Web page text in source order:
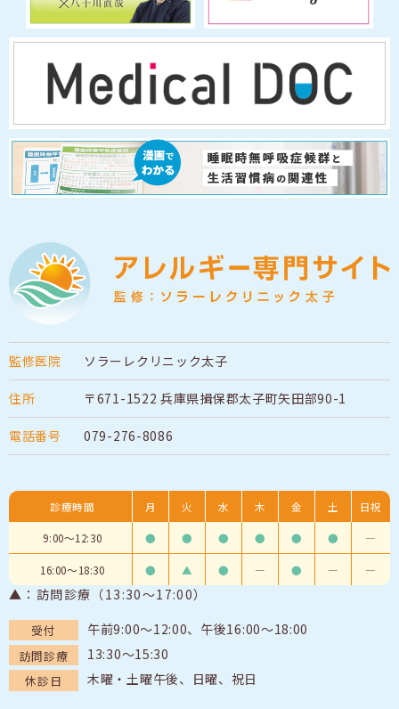
監修医院 ソラーレクリニック太子
住所 〒671-1522 兵庫県揖保郡太子町矢田部90-1
電話番号 079-276-8086
診療時間 月 火 水 木 金 土 日祝
9:00～12:30 ● ● ● ● ● ● ―
16:00～18:30 ● ▲ ● ― ● ― ―
▲：訪問診療（13:30〜17:00）
受付 午前9:00～12:00、午後16:00～18:00
訪問診療 13:30～15:30
休診日 木曜・土曜午後、日曜、祝日